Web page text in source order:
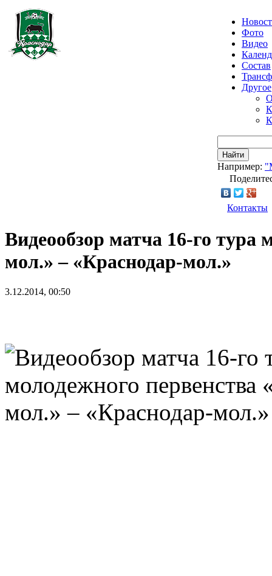
Фото
Видео
Состав
Другое
Найти
Например:
Контакты
Видеообзор матча 16-го тура
мол.» – «Краснодар-мол.»
3.12.2014, 00:50